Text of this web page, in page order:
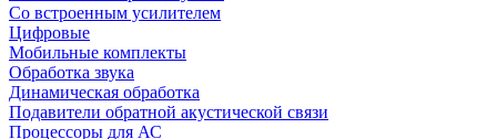
Со встроенным усилителем
Цифровые
Мобильные комплекты
Обработка звука
Динамическая обработка
Подавители обратной акустической связи
Процессоры для АС